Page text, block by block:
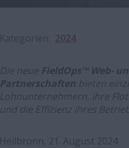
Die neue FieldOps™ Web-
Partnerschaften bieten
Lohnunternehmern, ihre
und die Effizienz ihres
Heilbronn, 21. August 2024